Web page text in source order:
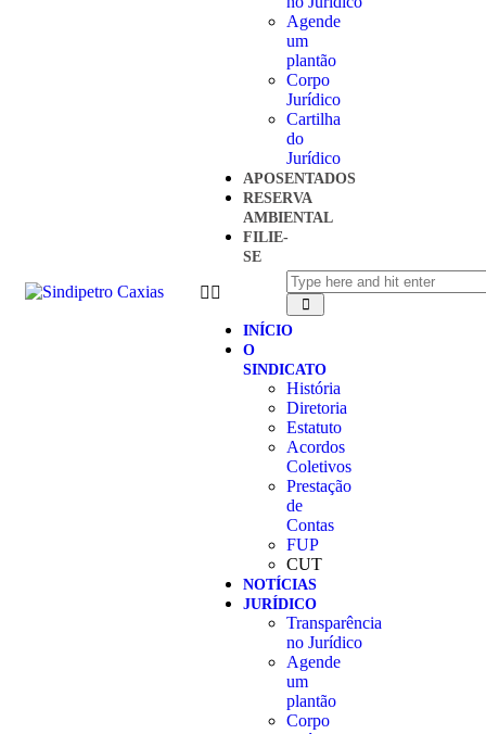
Agende
um
plantão
Corpo
Jurídico
Cartilha
do
Jurídico
APOSENTADOS
RESERVA
AMBIENTAL
FILIE-
SE
INÍCIO
O
SINDICATO
História
Diretoria
Estatuto
Acordos
Coletivos
Prestação
de
Contas
FUP
CUT
NOTÍCIAS
JURÍDICO
Transparência
no Jurídico
Agende
um
plantão
Corpo